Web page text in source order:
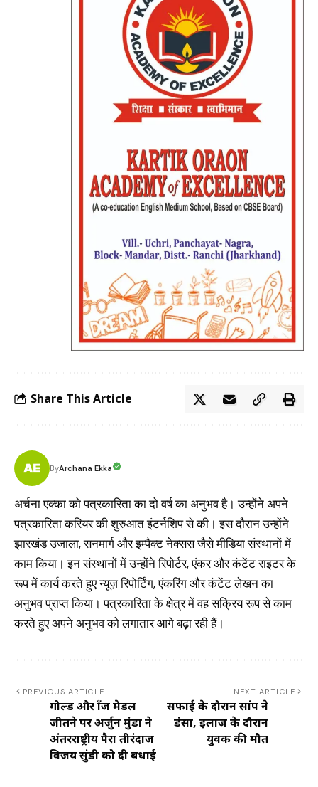
Share This Article
ByArchana Ekka
अर्चना एक्का को पत्रकारिता का दो वर्ष का अनुभव है। उन्होंने अपने
पत्रकारिता करियर की शुरुआत इंटर्नशिप से की। इस दौरान उन्होंने
झारखंड उजाला, सनमार्ग और इम्पैक्ट नेक्सस जैसे मीडिया संस्थानों में
काम किया। इन संस्थानों में उन्होंने रिपोर्टर, एंकर और कंटेंट राइटर के
रूप में कार्य करते हुए न्यूज़ रिपोर्टिंग, एंकरिंग और कंटेंट लेखन का
अनुभव प्राप्त किया। पत्रकारिता के क्षेत्र में वह सक्रिय रूप से काम
करते हुए अपने अनुभव को लगातार आगे बढ़ा रही हैं।
PREVIOUS ARTICLE
गोल्ड और ब्रॉंज मेडल
जीतने पर अर्जुन मुंडा ने
अंतरराष्ट्रीय पैरा तीरंदाज
विजय सुंडी को दी बधाई
NEXT ARTICLE
सफाई के दौरान सांप ने
डंसा, इलाज के दौरान
युवक की मौत